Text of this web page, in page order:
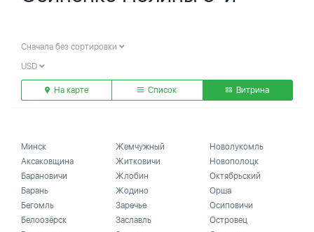
Сначала без сортировки
USD
На карте Список Витрина
Минск
Аксаковщина
Барановичи
Барань
Бегомль
Белоозёрск
Жемчужный
Житковичи
Жлобин
Жодино
Заречье
Заславль
Новолукомль
Новополоцк
Октябрьский
Орша
Осиповичи
Островец